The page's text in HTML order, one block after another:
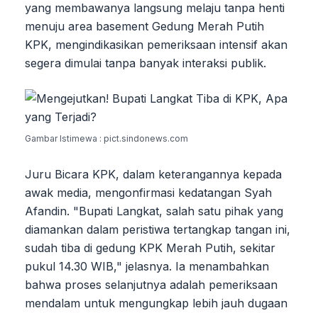
yang membawanya langsung melaju tanpa henti
menuju area basement Gedung Merah Putih
KPK, mengindikasikan pemeriksaan intensif akan
segera dimulai tanpa banyak interaksi publik.
Gambar Istimewa : pict.sindonews.com
Juru Bicara KPK, dalam keterangannya kepada
awak media, mengonfirmasi kedatangan Syah
Afandin. "Bupati Langkat, salah satu pihak yang
diamankan dalam peristiwa tertangkap tangan ini,
sudah tiba di gedung KPK Merah Putih, sekitar
pukul 14.30 WIB," jelasnya. Ia menambahkan
bahwa proses selanjutnya adalah pemeriksaan
mendalam untuk mengungkap lebih jauh dugaan